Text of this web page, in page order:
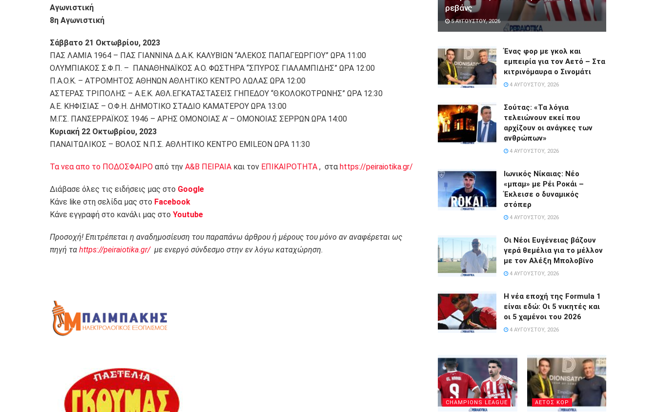
Αγωνιστική
8η Αγωνιστική
Σάββατο 21 Οκτωβρίου, 2023
ΠΑΣ ΛΑΜΙΑ 1964 – ΠΑΣ ΓΙΑΝΝΙΝΑ Δ.Α.Κ. ΚΑΛΥΒΙΩΝ “ΑΛΕΚΟΣ ΠΑΠΑΓΕΩΡΓΙΟΥ” ΩΡΑ 11:00
ΟΛΥΜΠΙΑΚΟΣ Σ.Φ.Π. – ΠΑΝΑΘΗΝΑΪΚΟΣ Α.Ο. ΦΩΣΤΗΡΑ “ΣΠΥΡΟΣ ΓΙΑΛΑΜΠΙΔΗΣ” ΩΡΑ 12:00
Π.Α.Ο.Κ. – ΑΤΡΟΜΗΤΟΣ ΑΘΗΝΩΝ ΑΘΛΗΤΙΚΟ ΚΕΝΤΡΟ ΛΩΛΑΣ ΩΡΑ 12:00
ΑΣΤΕΡΑΣ ΤΡΙΠΟΛΗΣ – A.E.K. ΑΘΛ.ΕΓΚΑΤΑΣΤΑΣΕΙΣ ΓΗΠΕΔΟΥ “Θ.ΚΟΛΟΚΟΤΡΩΝΗΣ” ΩΡΑ 12:30
Α.Ε. ΚΗΦΙΣΙΑΣ – Ο.Φ.Η. ΔΗΜΟΤΙΚΟ ΣΤΑΔΙΟ ΚΑΜΑΤΕΡΟΥ ΩΡΑ 13:00
Μ.Γ.Σ. ΠΑΝΣΕΡΡΑΪΚΟΣ 1946 – ΑΡΗΣ ΟΜΟΝΟΙΑΣ Α’ – ΟΜΟΝΟΙΑΣ ΣΕΡΡΩΝ ΩΡΑ 14:00
Κυριακή 22 Οκτωβρίου, 2023
ΠΑΝΑΙΤΩΛΙΚΟΣ – ΒΟΛΟΣ Ν.Π.Σ. ΑΘΛΗΤΙΚΟ ΚΕΝΤΡΟ EMILEON ΩΡΑ 11:30
Τα νεα απο το ΠΟΔΟΣΦΑΙΡΟ από την Α&Β ΠΕΙΡΑΙΑ και τον ΕΠΙΚΑΙΡΟΤΗΤΑ , στα https://peiraiotika.gr/
Διάβασε όλες τις ειδήσεις μας στο Google
Κάνε like στη σελίδα μας στο Facebook
Κάνε εγγραφή στο κανάλι μας στο Youtube
Προσοχή! Επιτρέπεται η αναδημοσίευση του παραπάνω άρθρου ή μέρους του μόνο αν αναφέρεται ως
πηγή τα https://peiraiotika.gr/με ενεργό σύνδεσμο στην εν λόγω καταχώρηση.
ρεβάνς
5 ΑΥΓΟΎΣΤΟΥ, 2026
Ένας φορ με γκολ και
εμπειρία για τον Αετό – Στα
κιτρινόμαυρα ο Σινομάτι
4 ΑΥΓΟΎΣΤΟΥ, 2026
Σούτας: «Τα λόγια
τελειώνουν εκεί που
αρχίζουν οι ανάγκες των
ανθρώπων»
4 ΑΥΓΟΎΣΤΟΥ, 2026
Ιωνικός Νίκαιας: Νέο
«μπαμ» με Ρέι Ροκάι –
Έκλεισε ο δυναμικός
στόπερ
4 ΑΥΓΟΎΣΤΟΥ, 2026
Οι Νέοι Ευγένειας βάζουν
γερά θεμέλια για το μέλλον
με τον Αλέξη Μπολοβίνο
4 ΑΥΓΟΎΣΤΟΥ, 2026
Η νέα εποχή της Formula 1
είναι εδώ: Οι 5 νικητές και
οι 5 χαμένοι του 2026
4 ΑΥΓΟΎΣΤΟΥ, 2026
CHAMPIONS LEAGUE ΑΕΤΟΣ ΚΟΡ